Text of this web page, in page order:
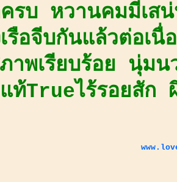
ครบ หวานคมมีเส
รือจีบกันแล้วต่อเ
าพเรียบร้อย นุ่ม
แท้Trueไร้รอยสัก